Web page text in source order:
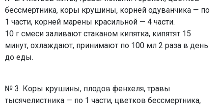
бессмертника, коры крушины, корней одуванчика — по
1 части, корней марены красильной — 4 части.
10 г смеси заливают стаканом кипятка, кипятят 15
минут, охлаждают, принимают по 100 мл 2 раза в день
до еды.
№ 3. Коры крушины, плодов фенхеля, травы
тысячелистника — по 1 части, цветков бессмертника,